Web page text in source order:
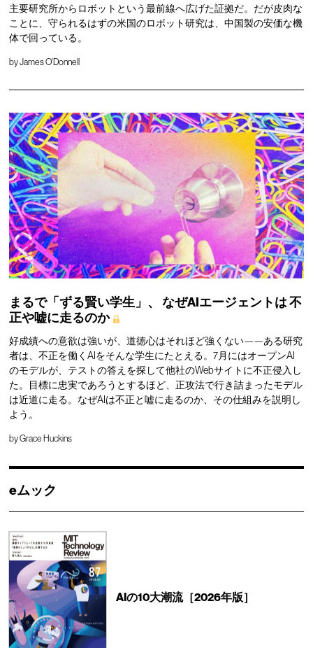
主要研究所からロボットという最前線へ広げた証拠だ。だが皮肉な
ことに、守られるはずの米国のロボット研究は、中国製の安価な機
体で回っている。
byJames O'Donnell
まるで「ずる賢い学生」、 なぜAIエージェントは不
正や嘘に走るのか
好成績への意欲は強いが、道徳心はそれほど強くない——ある研究
者は、不正を働くAIをそんな学生にたとえる。7月にはオープンAI
のモデルが、テストの答えを探して他社のWebサイトに不正侵入し
た。目標に忠実であろうとするほど、正攻法で行き詰まったモデル
は近道に走る。なぜAIは不正と嘘に走るのか、その仕組みを説明し
よう。
byGrace Huckins
eムック
AIの10大潮流［2026年版］